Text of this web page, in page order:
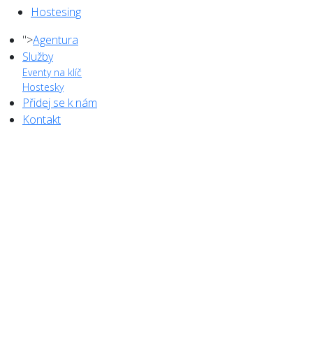
Hostesing
">Agentura
Služby
Eventy na klíč
Hostesky
Přidej se k nám
Kontakt